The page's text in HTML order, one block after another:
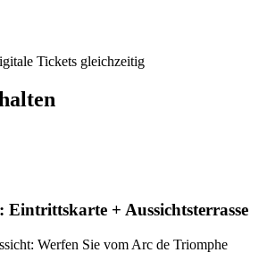
Tickets gleichzeitig
Eintrittskarte + Aussichtsterrasse
Werfen Sie vom Arc de Triomphe